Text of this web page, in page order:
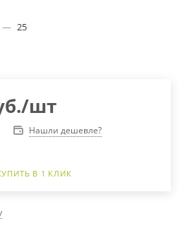
— 25
/шт
Нашли дешевле?
В 1 КЛИК